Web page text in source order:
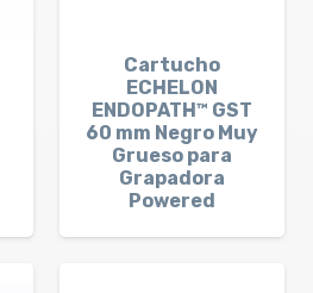
Cartucho
ECHELON
ENDOPATH™ GST
60 mm Negro Muy
Grueso para
Grapadora
Powered